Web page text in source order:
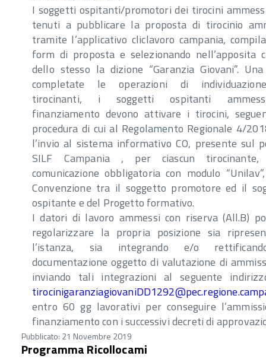
I soggetti ospitanti/promotori dei tirocini
tenuti a pubblicare la proposta di tirocinio
tramite l’applicativo cliclavoro campania,
form di proposta e selezionando nell’apposita
dello stesso la dizione “Garanzia Giovani”.
completate le operazioni di
tirocinanti, i soggetti ospitanti
finanziamento devono attivare i tirocini,
procedura di cui al Regolamento Regionale 4/
l’invio al sistema informativo CO, presente sul
SILF Campania , per ciascun tirocinante,
comunicazione obbligatoria con modulo
Convenzione tra il soggetto promotore ed il
ospitante e del Progetto formativo.
I datori di lavoro ammessi con riserva (All.B)
regolarizzare la propria posizione sia
l’istanza, sia integrando e/o
documentazione oggetto di valutazione di
inviando tali integrazioni al seguente
entro 60 gg lavorativi per conseguire
finanziamento con i successivi decreti di
Pubblicato: 21 Novembre 2019
Programma Ricollocami